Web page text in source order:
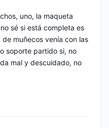
uno, la maqueta
sé si está completa es
muñecos venía con las
soporte partido si, no
mal y descuidado, no